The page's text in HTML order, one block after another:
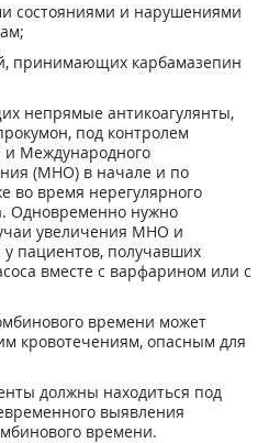
состояниями и нарушениями
принимающих карбамазепин
непрямые антикоагулянты,
под контролем
и Международного
(МНО) в начале и по
во время нерегулярного
Одновременно нужно
увеличения МНО и
пациентов, получавших
вместе с варфарином или с
времени может
кровотечениям, опасным для
должны находиться под
выявления
времени.